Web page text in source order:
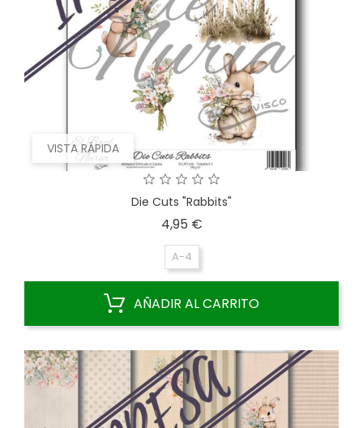
VISTA RÁPIDA
Die Cuts "Rabbits"
4,95 €Precio
A-4
AÑADIR AL CARRITO